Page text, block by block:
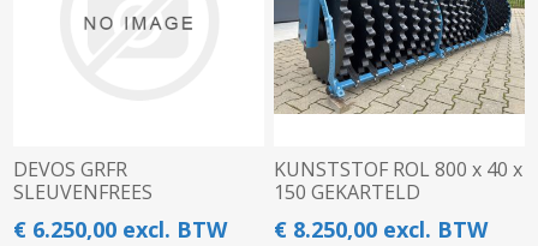
DEVOS GRFR
SLEUVENFREES
€ 6.250,00 excl. BTW
KUNSTSTOF ROL 800 x 40 x
150 GEKARTELD
€ 8.250,00 excl. BTW